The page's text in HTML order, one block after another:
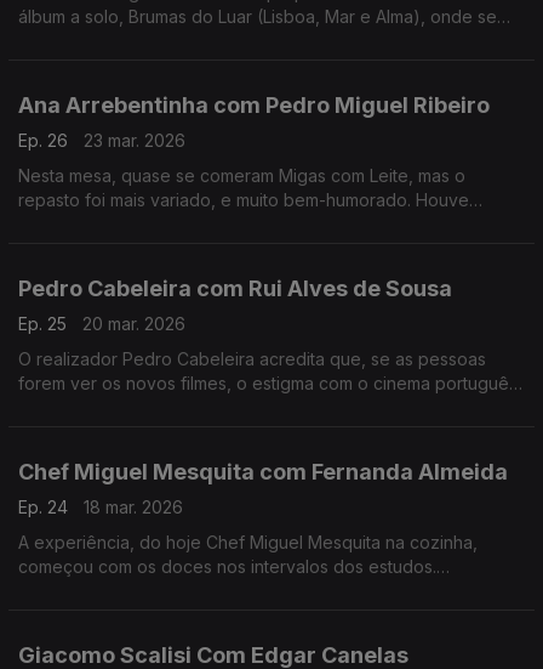
álbum a solo, Brumas do Luar (Lisboa, Mar e Alma), onde se
Ana Arrebentinha com Pedro Miguel Ribeiro
Ep. 26
23 mar. 2026
Nesta mesa, quase se comeram Migas com Leite, mas o
repasto foi mais variado, e muito bem-humorado. Houve
Pedro Cabeleira com Rui Alves de Sousa
Ep. 25
20 mar. 2026
O realizador Pedro Cabeleira acredita que, se as pessoas
forem ver os novos filmes, o estigma com o cinema português
Chef Miguel Mesquita com Fernanda Almeida
Ep. 24
18 mar. 2026
A experiência, do hoje Chef Miguel Mesquita na cozinha,
começou com os doces nos intervalos dos estudos.
Giacomo Scalisi Com Edgar Canelas